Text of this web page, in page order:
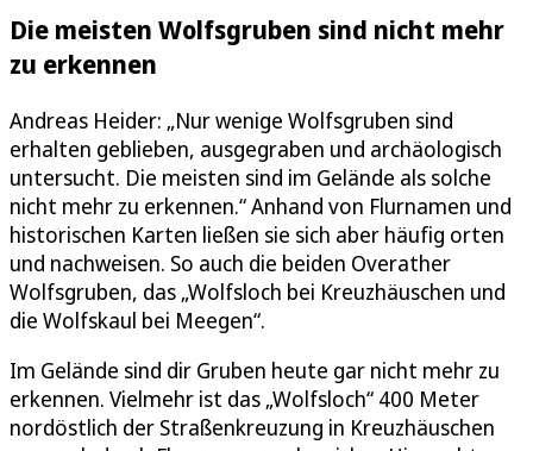
Die meisten Wolfsgruben sind nicht mehr
zu erkennen
Andreas Heider: „Nur wenige Wolfsgruben sind
erhalten geblieben, ausgegraben und archäologisch
untersucht. Die meisten sind im Gelände als solche
nicht mehr zu erkennen.“ Anhand von Flurnamen und
historischen Karten ließen sie sich aber häufig orten
und nachweisen. So auch die beiden Overather
Wolfsgruben, das „Wolfsloch bei Kreuzhäuschen und
die Wolfskaul bei Meegen“.
Im Gelände sind dir Gruben heute gar nicht mehr zu
erkennen. Vielmehr ist das „Wolfsloch“ 400 Meter
nordöstlich der Straßenkreuzung in Kreuzhäuschen